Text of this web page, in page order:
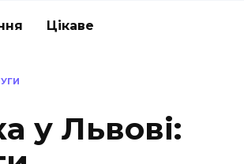
Цікаве
у Львові: